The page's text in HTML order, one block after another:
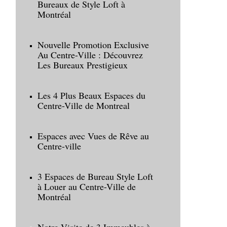
Bureaux de Style Loft à
Montréal
Nouvelle Promotion Exclusive
Au Centre-Ville : Découvrez
Les Bureaux Prestigieux
Les 4 Plus Beaux Espaces du
Centre-Ville de Montreal
Espaces avec Vues de Rêve au
Centre-ville
3 Espaces de Bureau Style Loft
à Louer au Centre-Ville de
Montréal